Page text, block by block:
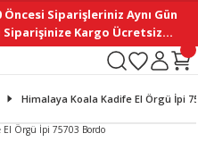
Siparişleriniz Aynı Gün
Siparişinize Kargo Ücretsiz...
Himalaya Koala Kadife El Örgü İpi